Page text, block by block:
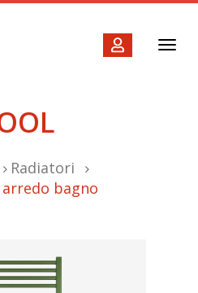
Radiatori
bagno